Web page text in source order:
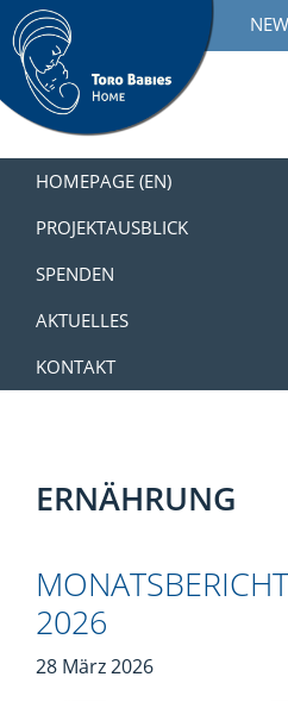
Zur
Hauptnavigation
springen
Skip
to
main
content
Zur
Fußzeile
springen
Babies
Home
Involved
HOMEPAGE (EN)
PROJEKTAUSBLICK
SPENDEN
AKTUELLES
KONTAKT
ERNÄHRUNG
2026
28 März 2026